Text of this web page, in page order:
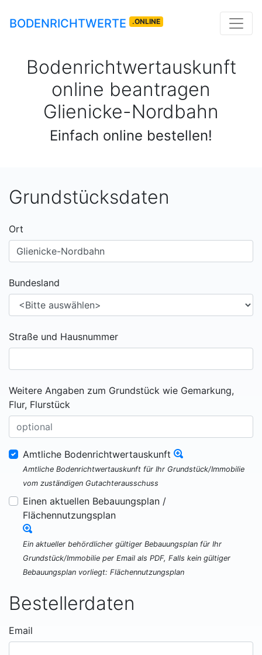
BODENRICHTWERTE .ONLINE
Bodenrichtwertauskunft
online beantragen
Glienicke-Nordbahn
Einfach online bestellen!
Grundstücksdaten
Ort
Bundesland
Straße und Hausnummer
Weitere Angaben zum Grundstück wie Gemarkung,
Flur, Flurstück
Amtliche Bodenrichtwertauskunft
Amtliche Bodenrichtwertauskunft für Ihr Grundstück/Immobilie
vom zuständigen Gutachterausschuss
Einen aktuellen Bebauungsplan /
Flächennutzungsplan
Ein aktueller behördlicher gültiger Bebauungsplan für Ihr
Grundstück/Immobilie per Email als PDF, Falls kein gültiger
Bebauungsplan vorliegt: Flächennutzungsplan
Bestellerdaten
Email